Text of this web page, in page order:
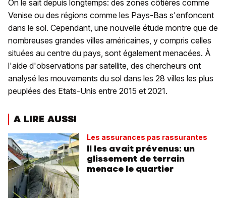
On le sait depuis longtemps: des zones côtières comme
Venise ou des régions comme les Pays-Bas s'enfoncent
dans le sol. Cependant, une nouvelle étude montre que de
nombreuses grandes villes américaines, y compris celles
situées au centre du pays, sont également menacées. À
l'aide d'observations par satellite, des chercheurs ont
analysé les mouvements du sol dans les 28 villes les plus
peuplées des Etats-Unis entre 2015 et 2021.
A LIRE AUSSI
Les assurances pas rassurantes
Il les avait prévenus: un
glissement de terrain
menace le quartier